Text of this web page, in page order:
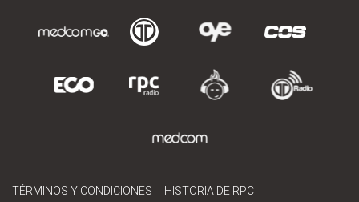
TÉRMINOS Y CONDICIONES HISTORIA DE RPC